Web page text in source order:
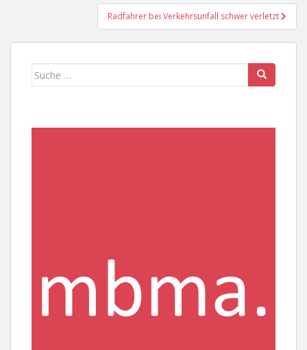
Radfahrer bei Verkehrsunfall schwer verletzt
Suche